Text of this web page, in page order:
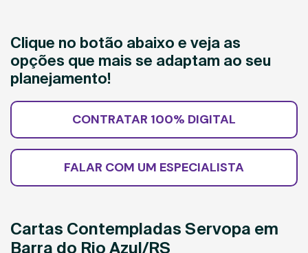
Clique no botão abaixo e veja as
opções que mais se adaptam ao seu
planejamento!
CONTRATAR 100% DIGITAL
FALAR COM UM ESPECIALISTA
Cartas Contempladas Servopa em
Barra do Rio Azul/RS